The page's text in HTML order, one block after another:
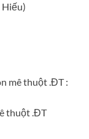
Hiếu)
mê thuột .ĐT :
thuột .ĐT